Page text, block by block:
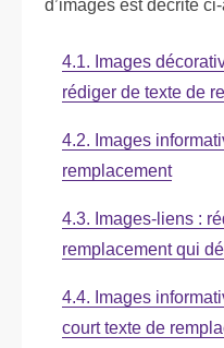
d’images est décrite
4.1. Images
rédiger de texte de
4.2. Images
remplacement
4.3. Images-liens :
remplacement qui
4.4. Images
court texte de